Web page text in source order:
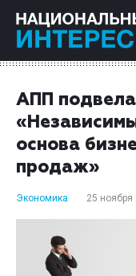
АПП подвела
основа
продаж»
Экономика 25 ноября